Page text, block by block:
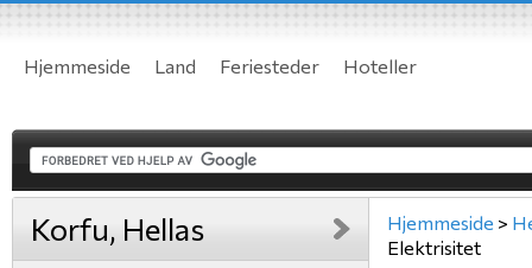
Hjemmeside Land Feriesteder Hoteller
Korfu, Hellas Hjemmeside >
Elektrisitet